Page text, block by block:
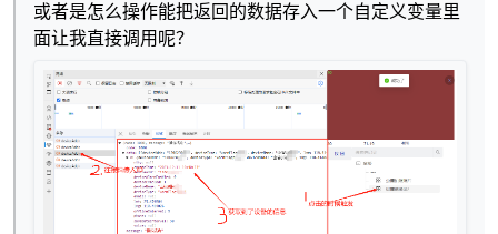
或者是怎么操作能把返回的数据存入一个自定义变量里
面让我直接调用呢？